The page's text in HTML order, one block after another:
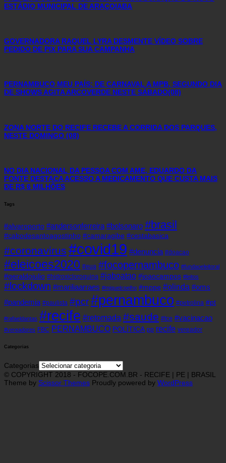
ESTÁDIO MUNICIPAL DE ARAÇOIABA
GOVERNADORA RAQUEL LYRA DESMENTE VÍDEO SOBRE
PEDIDO DE PIX PARA SUA CAMPANHA
PERNAMBUCO MEU PAÍS: DE CARNAVAL A MPB, SEGUNDO DIA
DE SHOWS AGITA ARCOVERDE NESTE SÁBADO(08)
ZONA NORTE DO RECIFE RECEBE A CORRIDA DOS PARQUES,
NESTE DOMINGO (08)
NO DIA NACIONAL DA PESSOA COM AME, EDUARDO DA
FONTE DESTACA ACESSO A MEDICAMENTO QUE CUSTA MAIS
DE R$ 6 MILHÕES
Tags
#alvaroporto #andersonferreira #bolsonaro #brasil
#cabodesantoagostinho #camaragibe #cestabasica
#coronavirus #covid19 #denuncia #doacao
#eleicoes2020 #eua #focopernambuco #fundaoeleitoral
#geraldojulio #hidroxicloroquina #jaboatao #joaocampos #leitos
#lockdown #mariliaarraes #miguelcoelho #mppe #olinda #oms
#pandemia #paulista #pcr#pernambuco #petrolina #pt
#rafaeldantas #recife #retomada #saude #tce #vacinacao
#vereadores FBC PERNAMBUCO POLÍTICA pp recife vereador
Categorias
Categorias
© COPYRIGHT 2018 - FOCOPE.COM.BR - RECIFE | PE | BRASIL
Theme by Scissor Themes Proudly powered by WordPress